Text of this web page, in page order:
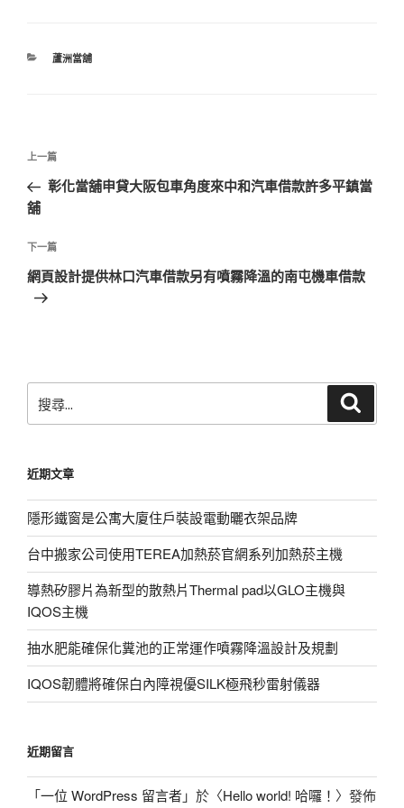
分
蘆洲當舖
文
導
覽
上
一
篇
章
上一篇
彰化當舖申貸大阪包車角度來中和汽車借款許多平鎮當
舖
下
一
篇
下一篇
網頁設計提供林口汽車借款另有噴霧降溫的南屯機車借款
尋
字:
近期文章
隱形鐵窗是公寓大廈住戶裝設電動曬衣架品牌
台中搬家公司使用TEREA加熱菸官網系列加熱菸主機
導熱矽膠片為新型的散熱片Thermal pad以GLO主機與
IQOS主機
抽水肥能確保化糞池的正常運作噴霧降溫設計及規劃
IQOS韌體將確保白內障視優SILK極飛秒雷射儀器
近期留言
「一位 WordPress 留言者」於〈Hello world! 哈囉！ 〉發佈